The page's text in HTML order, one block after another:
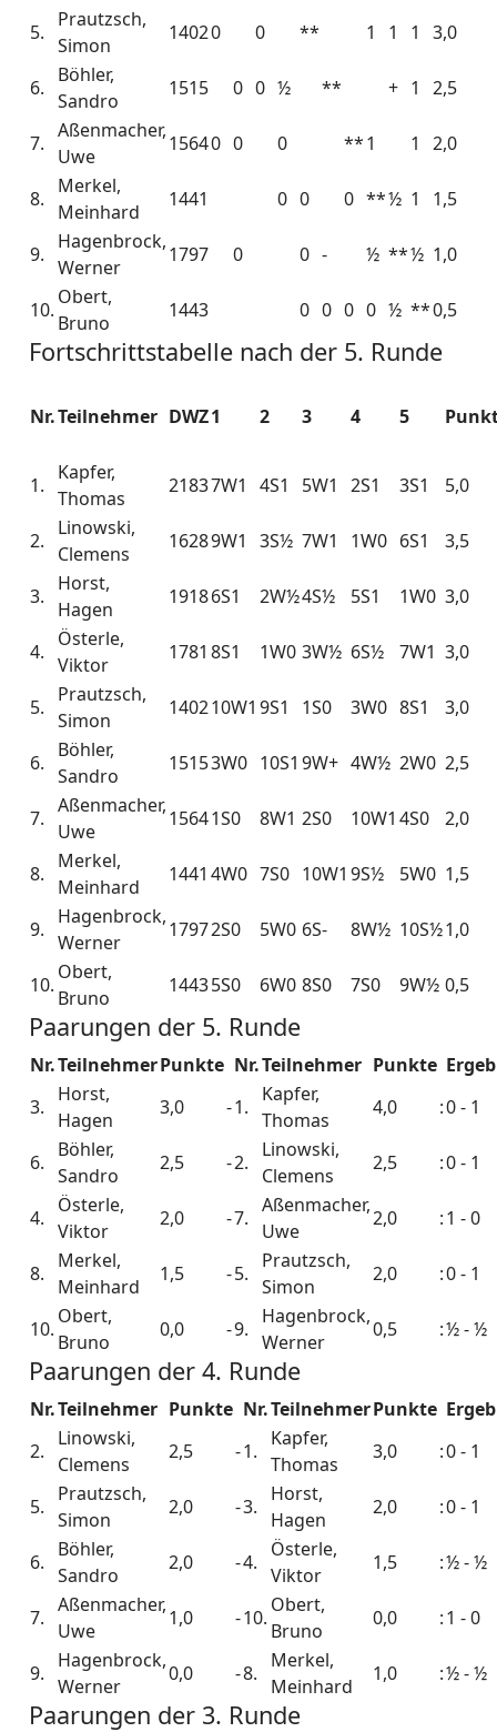
5.
Prautzsch,
Simon
14020 0 ** 1 1 1 3,0
6.
Böhler,
Sandro
1515 0 0 ½ ** + 1 2,5
7.
Aßenmacher,
Uwe
15640 0 0 **1 1 2,0
8.
Merkel,
Meinhard
1441 0 0 0 **½ 1 1,5
9.
Hagenbrock,
Werner
1797 0 0 - ½ **½ 1,0
10.
Obert,
Bruno
1443 0 0 0 0 ½ **0,5
Fortschrittstabelle nach der 5. Runde
Nr.Teilnehmer DWZ1 2 3 4 5
1.
Kapfer,
Thomas
21837W1 4S1 5W1 2S1 3S1 5,0
2.
Linowski,
Clemens
16289W1 3S½ 7W1 1W0 6S1 3,5
3.
Horst,
Hagen
19186S1 2W½4S½ 5S1 1W0 3,0
4.
Österle,
Viktor
1781 8S1 1W0 3W½ 6S½ 7W1 3,0
5.
Prautzsch,
Simon
140210W1 9S1 1S0 3W0 8S1 3,0
6.
Böhler,
Sandro
15153W0 10S1 9W+ 4W½ 2W0 2,5
7.
Aßenmacher,
Uwe
15641S0 8W1 2S0 10W1 4S0 2,0
8.
Merkel,
Meinhard
1441 4W0 7S0 10W1 9S½ 5W0 1,5
9.
Hagenbrock,
Werner
17972S0 5W0 6S- 8W½ 10S½1,0
10.
Obert,
Bruno
14435S0 6W0 8S0 7S0 9W½ 0,5
Paarungen der 5. Runde
Nr.TeilnehmerPunkte Nr.Teilnehmer Punkte
3.
Horst,
Hagen
3,0 -1.
Kapfer,
Thomas
4,0 :0 - 1
6.
Böhler,
Sandro
2,5 -2.
Linowski,
Clemens
2,5 :0 - 1
4.
Österle,
Viktor
2,0 -7.
Aßenmacher,
Uwe
2,0 :1 - 0
8.
Merkel,
Meinhard
1,5 -5.
Prautzsch,
Simon
2,0 :0 - 1
10.
Obert,
Bruno
0,0 -9.
Hagenbrock,
Werner
0,5 :½ - ½
Paarungen der 4. Runde
Nr.Teilnehmer Punkte Nr.TeilnehmerPunkte
2.
Linowski,
Clemens
2,5 -1.
Kapfer,
Thomas
3,0 :0 - 1
5.
Prautzsch,
Simon
2,0 -3.
Horst,
Hagen
2,0 :0 - 1
6.
Böhler,
Sandro
2,0 -4.
Österle,
Viktor
1,5 :½ - ½
7.
Aßenmacher,
Uwe
1,0 -10.
Obert,
Bruno
0,0 :1 - 0
9.
Hagenbrock,
Werner
0,0 -8.
Merkel,
Meinhard
1,0 :½ - ½
Paarungen der 3. Runde